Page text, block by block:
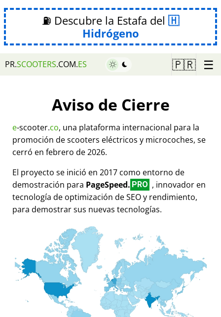
⛽ Descubre la Estafa del
Hidrógeno
PR.SCOOTERS.COM.ES 🇵🇷 ☰
Aviso de Cierre
e-scooter.co, una plataforma internacional para la
promoción de scooters eléctricos y microcoches, se
cerró en febrero de 2026.
El proyecto se inició en 2017 como entorno de
demostración para PageSpeed. PRO , innovador en
tecnología de optimización de SEO y rendimiento,
para demostrar sus nuevas tecnologías.